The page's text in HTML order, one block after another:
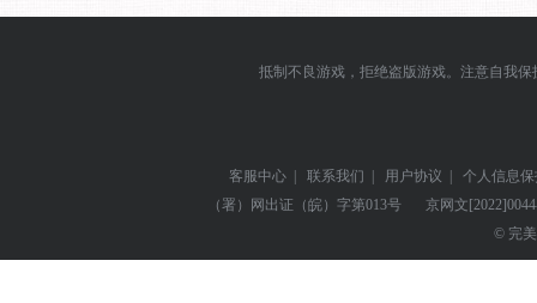
抵制不良游戏，拒绝盗版游戏。注意自我
客服中心 | 联系我们 | 用户协议 |
个人信息
（署）网出证（皖）字第013号
京网文
© 完美